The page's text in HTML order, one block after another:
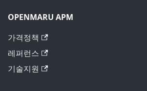
OPENMARU APM
가격정책
레퍼런스
기술지원